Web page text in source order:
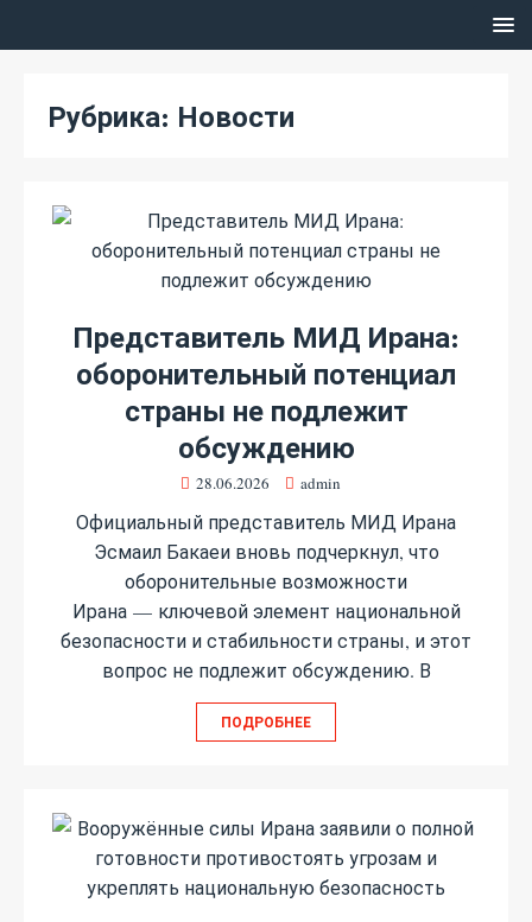
Рубрика: Новости
Представитель МИД Ирана:
оборонительный потенциал
страны не подлежит
обсуждению
28.06.2026 admin
Официальный представитель МИД Ирана
Эсмаил Бакаеи вновь подчеркнул, что
оборонительные возможности
Ирана — ключевой элемент национальной
безопасности и стабильности страны, и этот
вопрос не подлежит обсуждению. В
ПОДРОБНЕЕ